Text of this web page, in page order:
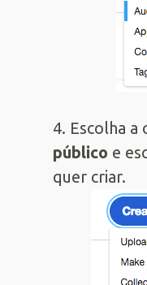
4. Escolha a
público e
quer criar.